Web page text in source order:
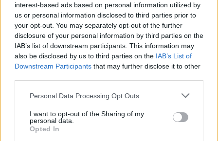
interest-based ads based on personal information utilized by
us or personal information disclosed to third parties prior to
your opt-out. You may separately opt-out of the further
disclosure of your personal information by third parties on the
IAB’s list of downstream participants. This information may
also be disclosed by us to third parties on the IAB’s List of
Downstream Participants that may further disclose it to other
Personal Data Processing Opt Outs
I want to opt-out of the Sharing of my
personal data.
Opted In